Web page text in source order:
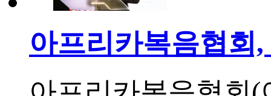
아프리카복음협회